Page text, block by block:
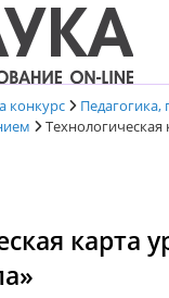
конкурс
Педагогика,
Технологическая
карта